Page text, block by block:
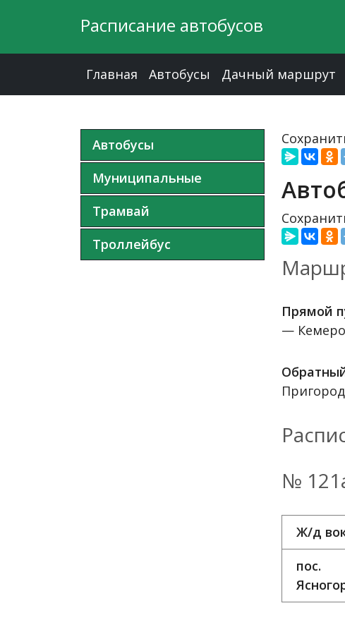
Расписание автобусов
Главная Автобусы Дачный маршрут
Прямой
—
№
Ж/д
пос.
Автобусы
Муниципальные
Трамвай
Троллейбус